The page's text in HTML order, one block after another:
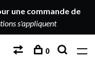
une commande de
s'appliquent
0